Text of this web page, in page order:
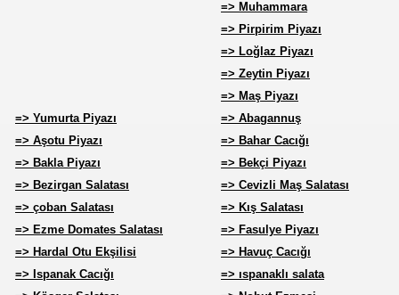
=> Muhammara
=> Pirpirim Piyazı
=> Loğlaz Piyazı
=> Zeytin Piyazı
=> Maş Piyazı
=> Yumurta Piyazı
=> Abagannuş
=> Aşotu Piyazı
=> Bahar Cacığı
=> Bakla Piyazı
=> Bekçi Piyazı
=> Bezirgan Salatası
=> Cevizli Maş Salatası
=> çoban Salatası
=> Kış Salatası
=> Ezme Domates Salatası
=> Fasulye Piyazı
=> Hardal Otu Ekşilisi
=> Havuç Cacığı
=> Ispanak Cacığı
=> ıspanaklı salata